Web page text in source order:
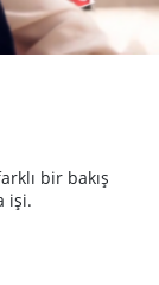
bir bakış
işi.